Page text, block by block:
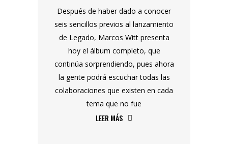
Después de haber dado a conocer
seis sencillos previos al lanzamiento
de Legado, Marcos Witt presenta
hoy el álbum completo, que
continúa sorprendiendo, pues ahora
la gente podrá escuchar todas las
colaboraciones que existen en cada
tema que no fue
LEER MÁS